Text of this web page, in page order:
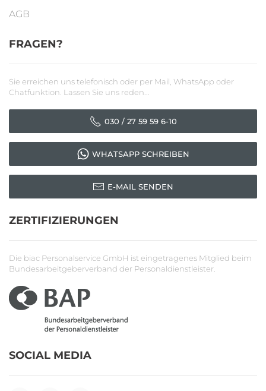
AGB
FRAGEN?
Sie erreichen uns telefonisch oder per Mail, WhatsApp oder
Chatfunktion. Lassen Sie uns reden...
030 / 27 59 59 6-10
WHATSAPP SCHREIBEN
E-MAIL SENDEN
ZERTIFIZIERUNGEN
Die biac Personalservice GmbH ist eingetragenes Mitglied beim
Bundesarbeitgeberverband der Personaldienstleister.
SOCIAL MEDIA